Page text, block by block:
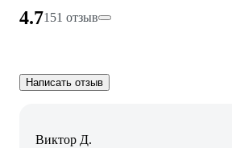
4.7151 отзыв
Написать отзыв
Виктор Д.